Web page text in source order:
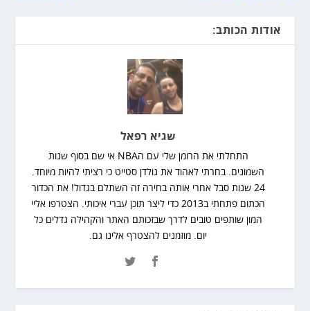
אודות הכותב:
שגיא רפאל
התחלתי את הרומן שלי עם הNBA אי שם בסוף שנות
השמונים. בחרתי לאהוד את גולדן סטייט כי רציתי להיות מיוחד.
24 שנות סבל אחרי אותה בחירה זה השתלם בגדול! את הכדור
הכתום פתחתי ב2013 כדי ליצר תוכן עברי איכותי. הצטרפו אליי
המון שותפים טובים לדרך שבזכותם האתר והקהילה גדלים כל
יום. מוזמנים להצטרף אלינו גם.